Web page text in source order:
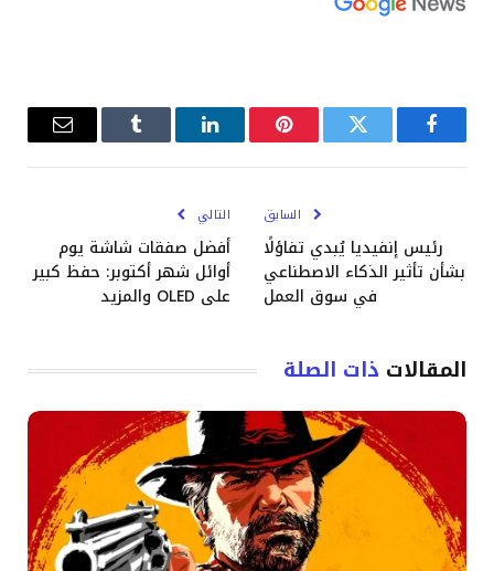
فيسبوكتويتر بينتيريستلينكدإن Tumblrالبريد
السابق
رئيس إنفيديا يُبدي تفاؤلًا
بشأن تأثير الذكاء الاصطناعي
في سوق العمل
التالي
أفضل صفقات شاشة يوم
أوائل شهر أكتوبر: حفظ كبير
على OLED والمزيد
المقالات ذات الصلة